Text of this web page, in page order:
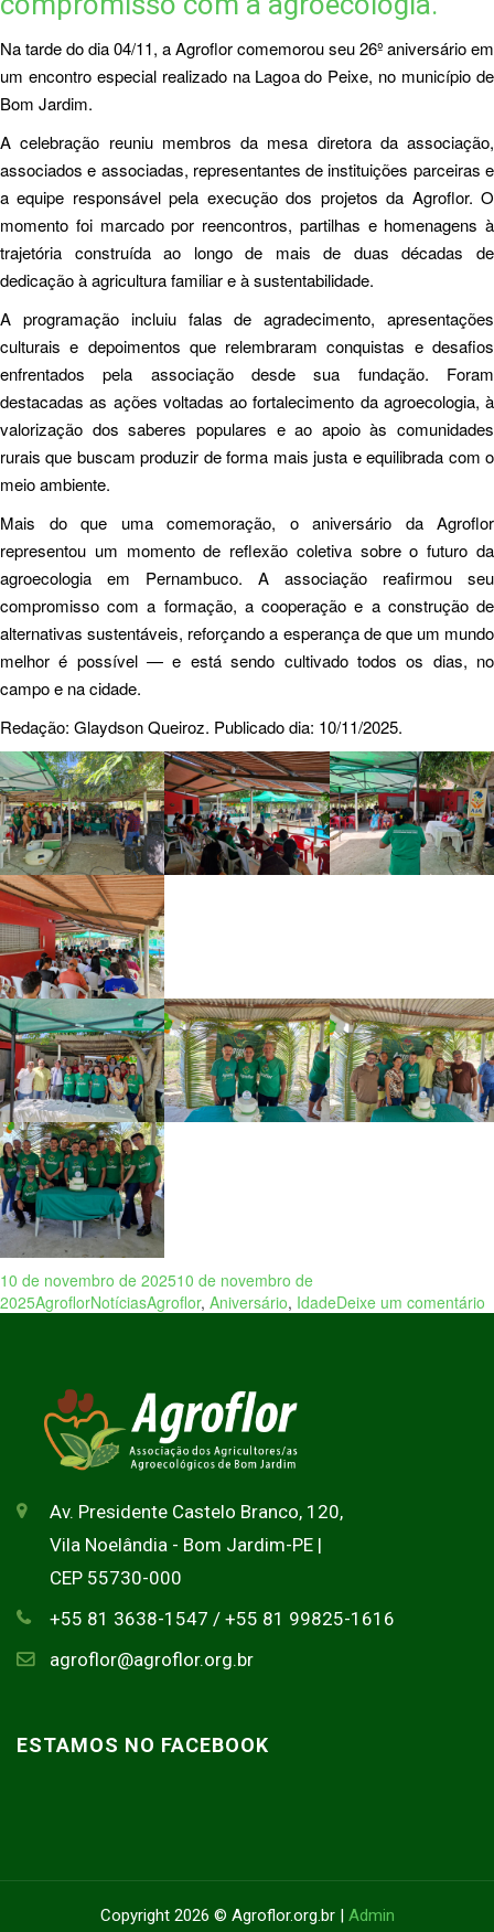
Na tarde do dia 04/11, a Agroflor comemorou seu 26º aniversário em
um encontro especial realizado na Lagoa do Peixe, no município de
Bom Jardim.
A celebração reuniu membros da mesa diretora da associação,
associados e associadas, representantes de instituições parceiras e
a equipe responsável pela execução dos projetos da Agroflor. O
momento foi marcado por reencontros, partilhas e homenagens à
trajetória construída ao longo de mais de duas décadas de
dedicação à agricultura familiar e à sustentabilidade.
A programação incluiu falas de agradecimento, apresentações
culturais e depoimentos que relembraram conquistas e desafios
enfrentados pela associação desde sua fundação. Foram
destacadas as ações voltadas ao fortalecimento da agroecologia, à
valorização dos saberes populares e ao apoio às comunidades
rurais que buscam produzir de forma mais justa e equilibrada com o
meio ambiente.
Mais do que uma comemoração, o aniversário da Agroflor
representou um momento de reflexão coletiva sobre o futuro da
agroecologia em Pernambuco. A associação reafirmou seu
compromisso com a formação, a cooperação e a construção de
alternativas sustentáveis, reforçando a esperança de que um mundo
melhor é possível — e está sendo cultivado todos os dias, no
campo e na cidade.
Redação: Glaydson Queiroz. Publicado dia: 10/11/2025.
10 de novembro de 202510 de novembro de
2025AgroflorNotíciasAgroflor, Aniversário, IdadeDeixe um comentário
Av. Presidente Castelo Branco, 120,
Vila Noelândia - Bom Jardim-PE |
CEP 55730-000
+55 81 3638-1547 / +55 81 99825-1616
agroflor@agroflor.org.br
ESTAMOS NO FACEBOOK
Copyright 2026 © Agroflor.org.br | Admin